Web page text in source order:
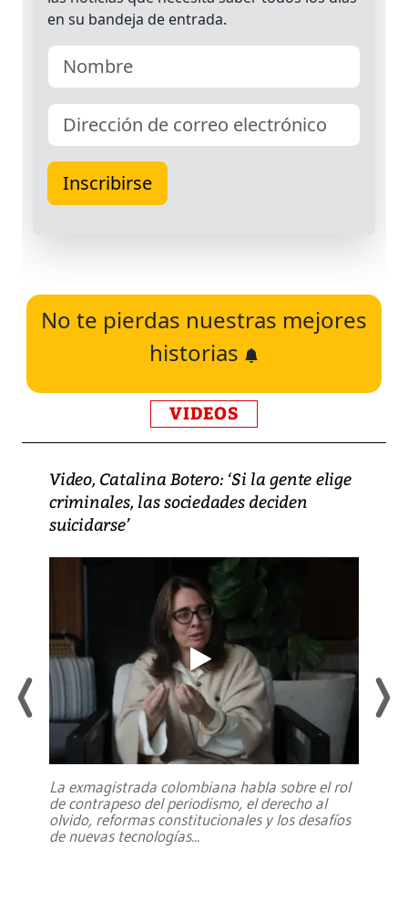
No te pierdas nuestras mejores
historias
VIDEOS
Video, Catalina Botero: ‘Si la gente elige
criminales, las sociedades deciden
suicidarse’
La exmagistrada colombiana habla sobre el rol
de contrapeso del periodismo, el derecho al
olvido, reformas constitucionales y los desafíos
de nuevas tecnologías...